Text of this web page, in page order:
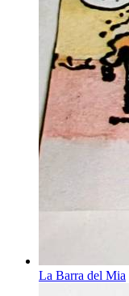
La Barra del Mia